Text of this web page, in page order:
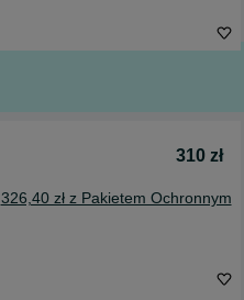
310 zł
326,40 zł z Pakietem Ochronnym